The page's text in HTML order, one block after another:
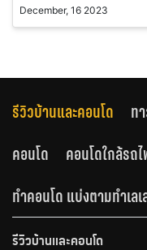
December, 16 2023
รีวิวบ้านและคอนโด ท
คอนโด
คอนโดใกล้รถ
ทำคอนโด แบ่งตามทำเลเ
รีวิวบ้านและคอนโด